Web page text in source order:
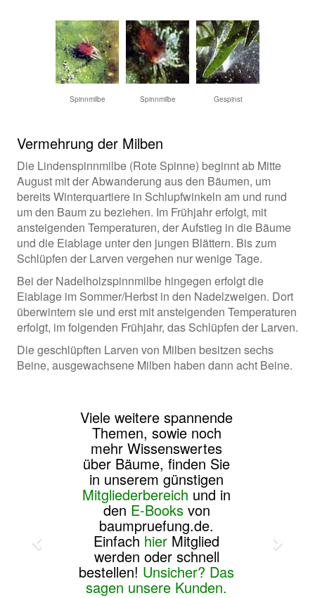
Spinnmilbe Spinnmilbe Gespinst
Vermehrung der Milben
Die Lindenspinnmilbe (Rote Spinne) beginnt ab Mitte
August mit der Abwanderung aus den Bäumen, um
bereits Winterquartiere in Schlupfwinkeln am und rund
um den Baum zu beziehen. Im Frühjahr erfolgt, mit
ansteigenden Temperaturen, der Aufstieg in die Bäume
und die Eiablage unter den jungen Blättern. Bis zum
Schlüpfen der Larven vergehen nur wenige Tage.
Bei der Nadelholzspinnmilbe hingegen erfolgt die
Eiablage im Sommer/Herbst in den Nadelzweigen. Dort
überwintern sie und erst mit ansteigenden Temperaturen
erfolgt, im folgenden Frühjahr, das Schlüpfen der Larven.
Die geschlüpften Larven von Milben besitzen sechs
Beine, ausgewachsene Milben haben dann acht Beine.
Viele weitere spannende
Themen, sowie noch
mehr Wissenswertes
über Bäume, finden Sie
in unserem günstigen
Mitgliederbereich und in
den E-Booksvon
baumpruefung.de.
Einfach hier Mitglied
werden oder schnell
bestellen! Unsicher? Das
sagen unsere Kunden.